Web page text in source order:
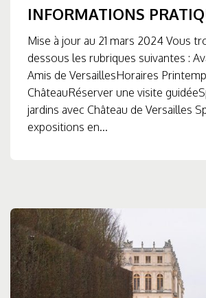
INFORMATIONS
Mise à jour au 21 mars 2024 Vous
dessous les rubriques suivantes :
Amis de VersaillesHoraires
ChâteauRéserver une visite
jardins avec Château de Versailles
expositions en...